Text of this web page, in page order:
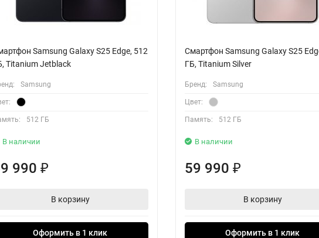
Samsung Galaxy S25 Edge, 512
Titanium Jetblack
Samsung
512 ГБ
В наличии
990 ₽
В корзину
Оформить в 1 клик
Смартфон Samsung Galaxy S25
ГБ, Titanium Silver
Бренд: Samsung
Цвет:
Память: 512 ГБ
В наличии
59 990 ₽
В корзину
Оформить в 1 клик